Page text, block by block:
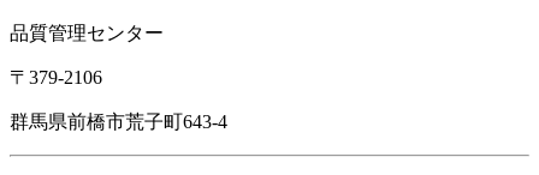
品質管理センター
〒379-2106
群馬県前橋市荒子町643-4